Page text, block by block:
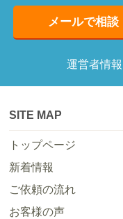
メールで相談
運営者情報
SITE MAP
トップページ
新着情報
ご依頼の流れ
お客様の声